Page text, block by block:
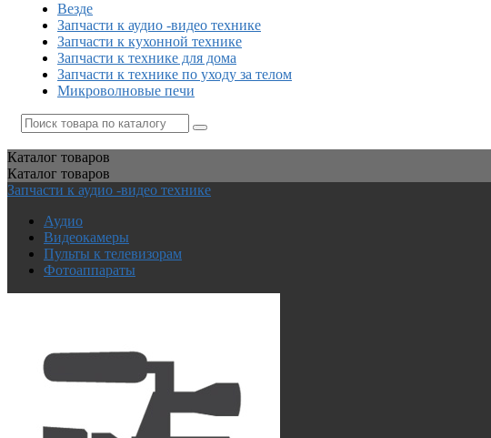
Везде
Запчасти к аудио -видео технике
Запчасти к кухонной технике
Запчасти к технике для дома
Запчасти к технике по уходу за телом
Микроволновые печи
Каталог товаров
Каталог товаров
Запчасти к аудио -видео технике
Аудио
Видеокамеры
Пульты к телевизорам
Фотоаппараты